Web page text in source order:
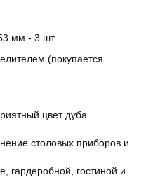
мм - 3 шт
(покупается
цвет дуба
столовых приборов и
гардеробной, гостиной и